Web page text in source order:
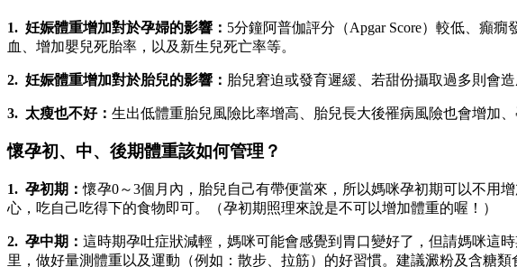
1. 妊娠體重增加對於孕婦的影響： 5分鐘阿普伽評分（Apgar Score）較低、癲
血、增加嬰兒死胎率，以及新生兒死亡率等。
2. 妊娠體重增加對於胎兒的影響： 胎兒窘迫或發育遲緩、若甜份攝取過多則會
3. 太瘦也不好： 生出低體重胎兒風險比率增高、胎兒長大後罹病風險也會增加
懷孕初、中、後期體重該如何管理？
1. 孕初期：懷孕0～3個月內，胎兒自己有帶便當來，所以媽咪孕初期可以不用
心，吃自己吃得下的食物即可。（孕初期照理來說是不可以增加體重的喔！）
2. 孕中期： 這時期孕吐症狀減輕，媽咪可能會感覺到胃口變好了，但請媽咪這
里，做好量測體重以及運動（例如：散步、拉筋）的好習慣。建議澱粉及含糖